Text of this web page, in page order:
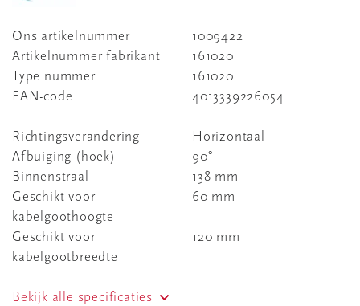
Ons artikelnummer
1009422
Artikelnummer fabrikant
161020
Type nummer
161020
EAN-code
4013339226054
Richtingsverandering
Horizontaal
Afbuiging (hoek)
90°
Binnenstraal
138 mm
Geschikt voor
kabelgoothoogte
60 mm
Geschikt voor
kabelgootbreedte
120 mm
Bekijk alle specificaties